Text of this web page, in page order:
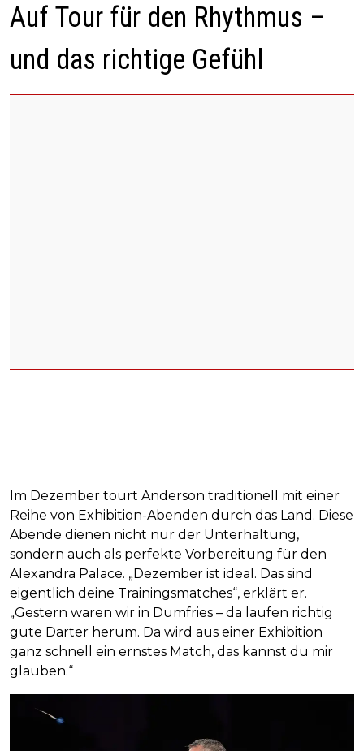
Auf Tour für den Rhythmus –
und das richtige Gefühl
Im Dezember tourt Anderson traditionell mit einer
Reihe von Exhibition-Abenden durch das Land. Diese
Abende dienen nicht nur der Unterhaltung,
sondern auch als perfekte Vorbereitung für den
Alexandra Palace. „Dezember ist ideal. Das sind
eigentlich deine Trainingsmatches“, erklärt er.
„Gestern waren wir in Dumfries – da laufen richtig
gute Darter herum. Da wird aus einer Exhibition
ganz schnell ein ernstes Match, das kannst du mir
glauben.“